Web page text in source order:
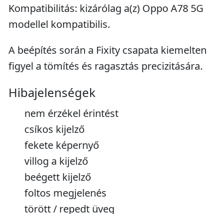
Kompatibilitás: kizárólag a(z) Oppo A78 5G
modellel kompatibilis.
A beépítés során a Fixity csapata kiemelten
figyel a tömítés és ragasztás precizitására.
Hibajelenségek
nem érzékel érintést
csíkos kijelző
fekete képernyő
villog a kijelző
beégett kijelző
foltos megjelenés
törött / repedt üveg